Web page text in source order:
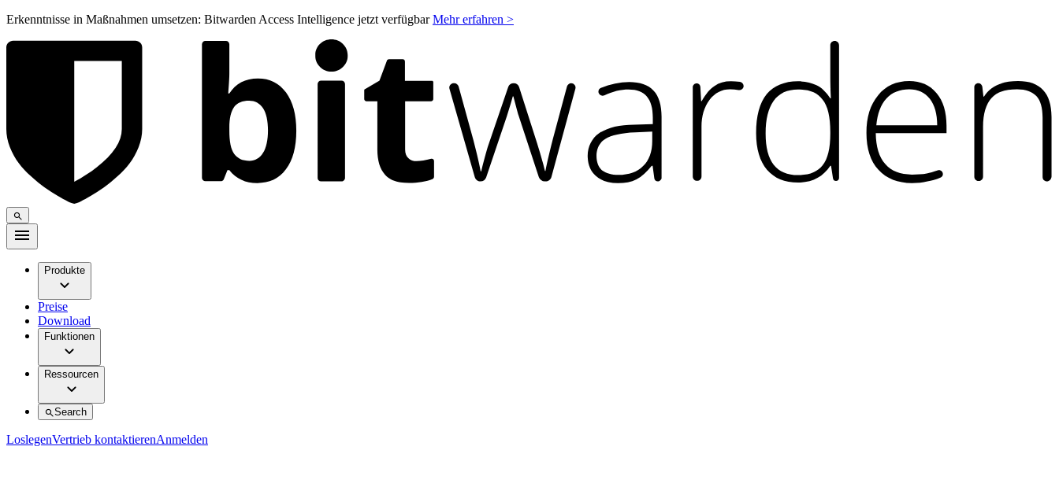
Erkenntnisse in Maßnahmen umsetzen: Bitwarden Access Intelligence jetzt verfügbarMehr erfahren >
Produkte
Preise
Download
Funktionen
Ressourcen
Search
LoslegenVertrieb kontaktierenAnmelden